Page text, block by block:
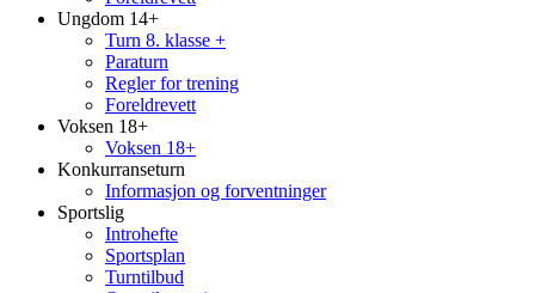
Ungdom 14+
Turn 8. klasse +
Paraturn
Regler for trening
Foreldrevett
Voksen 18+
Voksen 18+
Konkurranseturn
Informasjon og forventninger
Sportslig
Introhefte
Sportsplan
Turntilbud